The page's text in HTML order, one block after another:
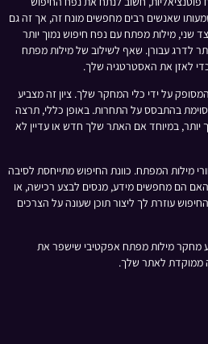
שאנשים רבים מחפשים מונח זה, אך זה גם
שני, מילות מפתח עם נפח חיפוש נמוך יותר
לדרג עבורן. שאף לשילוב של מילות מפתח
לאזן את האסטרטגיה שלך.
על ידי כלי המחקר שלך. ציון זה מצביע
בהתבסס על התחרות. באופן כללי, תרצה
יותר, במיוחד אם האתר שלך חדש או עדיין לא
מילות המפתח. כוונת החיפוש מתייחסת לסיבה
הם מחפשים מידע, מנסים לבצע רכישה, או
עוזרת לך ליצור תוכן שעונה על הצרכים
מחקר מילות מפתח אפקטיבי שישפר את